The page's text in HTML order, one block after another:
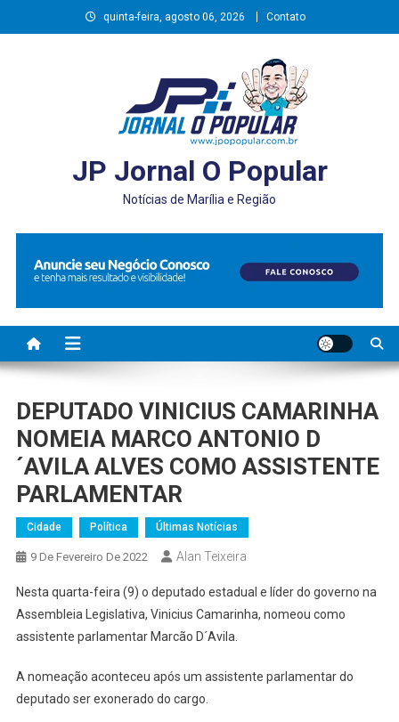
to
quinta-feira, agosto 06, 2026 Contato
JP Jornal O Popular
Notícias de Marília e Região
DEPUTADO VINICIUS CAMARINHA
NOMEIA MARCO ANTONIO D
´AVILA ALVES COMO ASSISTENTE
PARLAMENTAR
Cidade Política Últimas Notícias
9 De Fevereiro De 2022 Alan Teixeira
Nesta quarta-feira (9) o deputado estadual e líder do governo na
Assembleia Legislativa, Vinicius Camarinha, nomeou como
assistente parlamentar Marcão D´Avila.
A nomeação aconteceu após um assistente parlamentar do
deputado ser exonerado do cargo.